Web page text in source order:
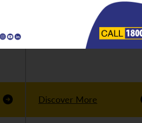
Discover More